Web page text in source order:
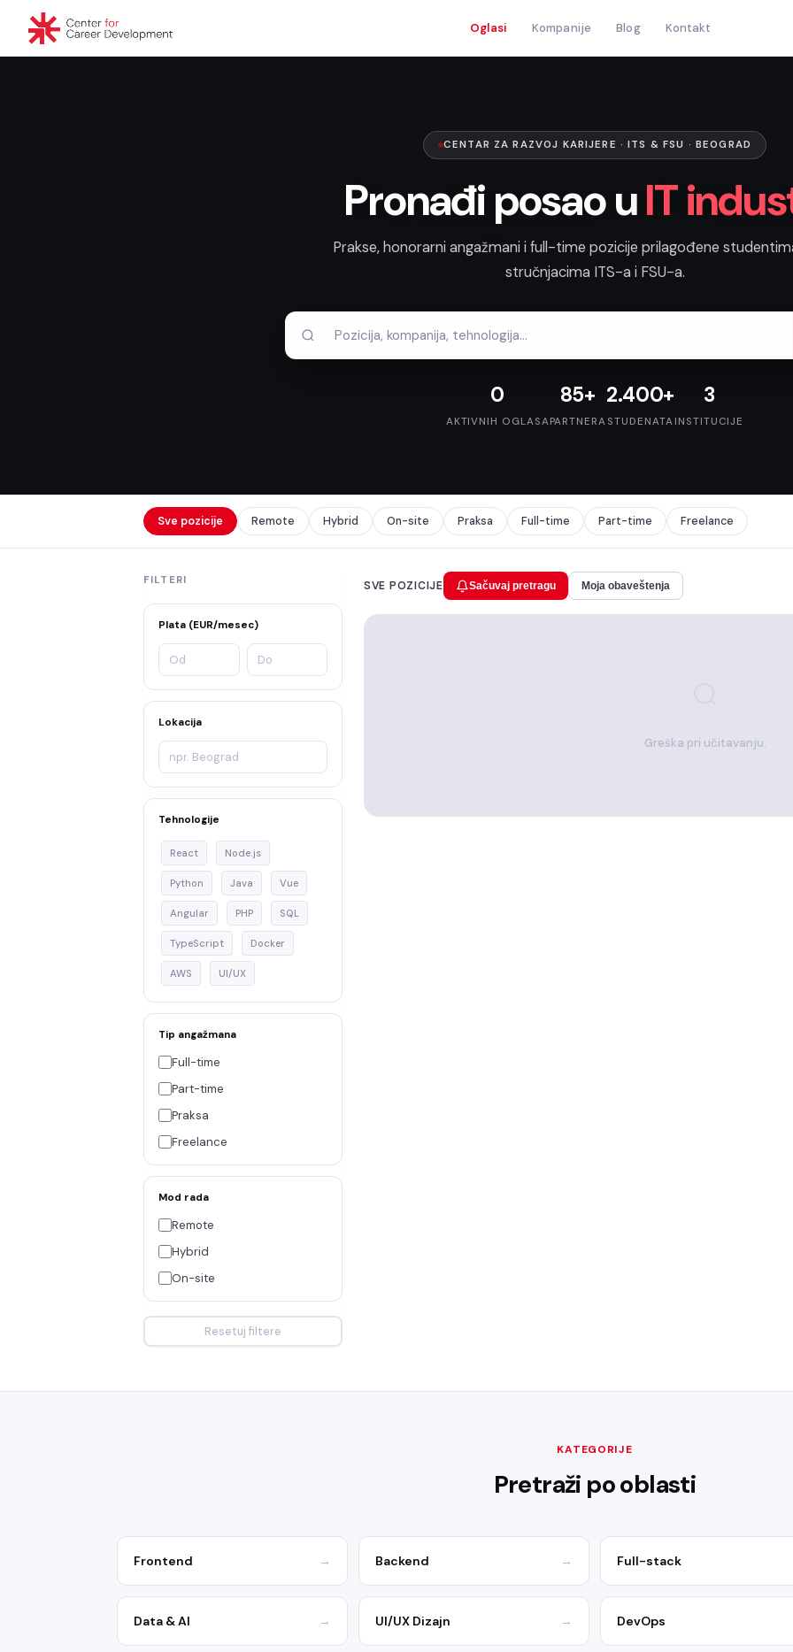
Oglasi Kompanije Blog Kontakt
CENTAR ZA RAZVOJ KARIJERE · ITS & FSU · BEOGRAD
Pronađi posao uIT
Prakse, honorarni angažmani i full-time pozicije prilagođene
stručnjacima ITS-a i FSU-a.
0
AKTIVNIH OGLASA
85+
PARTNERA
2.400+
STUDENATA
3
INSTITUCIJE
Sve pozicije Remote Hybrid On-site Praksa Full-time Part-time Freelance
FILTERI
Plata (EUR/mesec)
Lokacija
Tehnologije
React Node.js
Python Java Vue
Angular PHP SQL
TypeScript Docker
AWS UI/UX
Tip angažmana
Full-time
Part-time
Praksa
Freelance
Mod rada
Remote
Hybrid
On-site
Resetuj filtere
SVE POZICIJE Sačuvaj pretragu Moja obaveštenja
Greška pri učitavanju.
KATEGORIJE
Pretraži po oblasti
Frontend → Backend → Full-stack
Data & AI → UI/UX Dizajn → DevOps